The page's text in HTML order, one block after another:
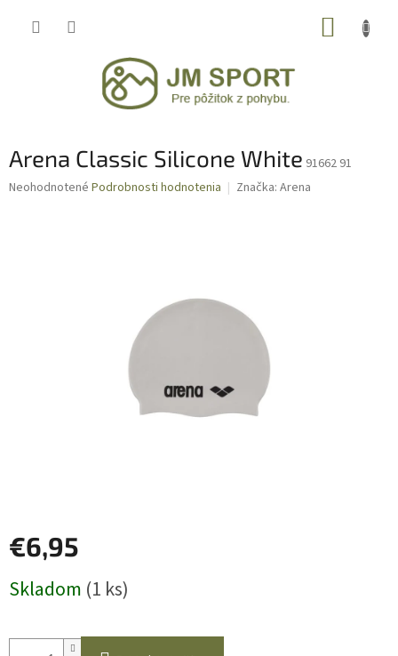
Arena Classic Silicone White 91662 91
Priemerné
Neohodnotené Podrobnosti hodnotenia Značka: Arena
€6,95
cena:
Skladom (1 ks)